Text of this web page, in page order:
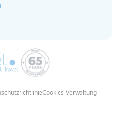
Cookies-Verwaltung